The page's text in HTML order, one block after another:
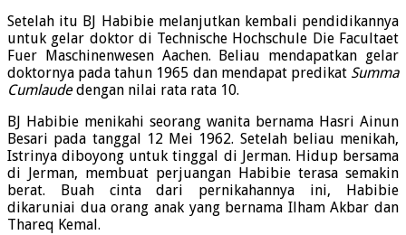
Setelah itu BJ Habibie melanjutkan kembali pendidikannya
untuk gelar doktor di Technische Hochschule Die Facultaet
Fuer Maschinenwesen Aachen. Beliau mendapatkan gelar
doktornya pada tahun 1965 dan mendapat predikat Summa
Cumlaudedengan nilai rata rata 10.
BJ Habibie menikahi seorang wanita bernama Hasri Ainun
Besari pada tanggal 12 Mei 1962. Setelah beliau menikah,
Istrinya diboyong untuk tinggal di Jerman. Hidup bersama
di Jerman, membuat perjuangan Habibie terasa semakin
berat. Buah cinta dari pernikahannya ini, Habibie
dikaruniai dua orang anak yang bernama Ilham Akbar dan
Thareq Kemal.